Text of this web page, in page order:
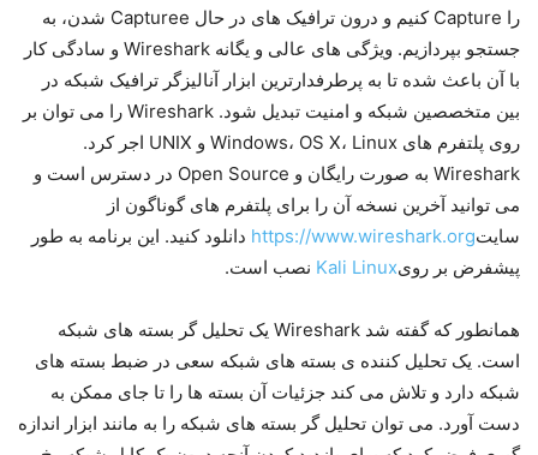
را Capture کنیم و درون ترافیک های در حال Capturee شدن، به
جستجو بپردازیم. ویژگی های عالی و یگانه Wireshark و سادگی کار
با آن باعث شده تا به پرطرفدارترین ابزار آنالیزگر ترافیک شبکه در
بین متخصصین شبکه و امنیت تبدیل شود. Wireshark را می توان بر
روی پلتفرم های Windows، OS X، Linux و UNIX اجر کرد.
Wireshark به صورت رایگان و Open Source در دسترس است و
می توانید آخرین نسخه آن را برای پلتفرم های گوناگون از
سایتhttps://www.wireshark.org دانلود کنید. این برنامه به طور
پیشفرض بر رویKali Linux نصب است.
همانطور که گفته شد Wireshark یک تحلیل گر بسته های شبکه
است. یک تحلیل کننده ی بسته های شبکه سعی در ضبط بسته های
شبکه دارد و تلاش می کند جزئیات آن بسته ها را تا جای ممکن به
دست آورد. می توان تحلیل گر بسته های شبکه را به مانند ابزار اندازه